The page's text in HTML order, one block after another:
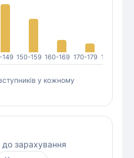
149 150-159 160-169 170-179 180-189
у кожному
до зарахування